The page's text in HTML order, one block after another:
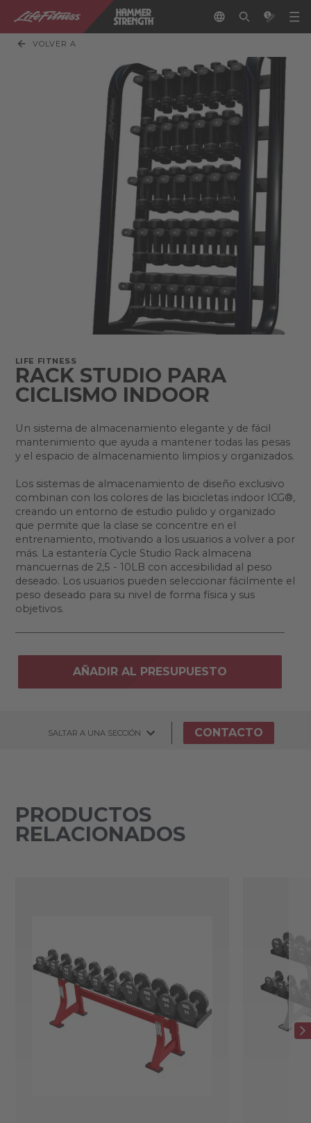
VOLVER A
LIFE FITNESS
RACK STUDIO PARA
CICLISMO INDOOR
Un sistema de almacenamiento elegante y de fácil
mantenimiento que ayuda a mantener todas las pesas
y el espacio de almacenamiento limpios y organizados.
Los sistemas de almacenamiento de diseño exclusivo
combinan con los colores de las bicicletas indoor ICG®,
creando un entorno de estudio pulido y organizado
que permite que la clase se concentre en el
entrenamiento, motivando a los usuarios a volver a por
más. La estantería Cycle Studio Rack almacena
mancuernas de 2,5 - 10LB con accesibilidad al peso
deseado. Los usuarios pueden seleccionar fácilmente el
peso deseado para su nivel de forma física y sus
objetivos.
AÑADIR AL PRESUPUESTO
SALTAR A UNA SECCIÓN CONTACTO
PRODUCTOS
RELACIONADOS